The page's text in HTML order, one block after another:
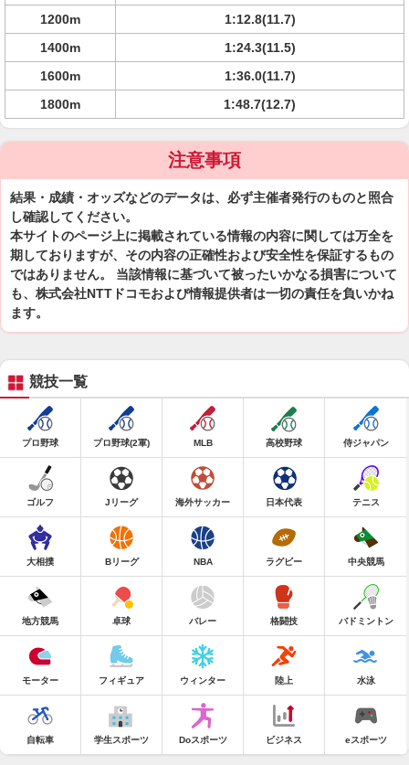
1200m
1:12.8(11.7)
1400m
1:24.3(11.5)
1600m
1:36.0(11.7)
1800m
1:48.7(12.7)
注意事項
結果・成績・オッズなどのデータは、必ず主催者発行のものと照合
し確認してください。
本サイトのページ上に掲載されている情報の内容に関しては万全を
期しておりますが、その内容の正確性および安全性を保証するもの
ではありません。 当該情報に基づいて被ったいかなる損害について
も、株式会社NTTドコモおよび情報提供者は一切の責任を負いかね
ます。
競技一覧
プロ野球 プロ野球(2軍) MLB 高校野球 侍ジャパン
ゴルフ Jリーグ 海外サッカー 日本代表 テニス
大相撲 Bリーグ NBA ラグビー 中央競馬
地方競馬 卓球 バレー 格闘技 バドミントン
モーター フィギュア ウィンター 陸上 水泳
自転車 学生スポーツ Doスポーツ ビジネス eスポーツ